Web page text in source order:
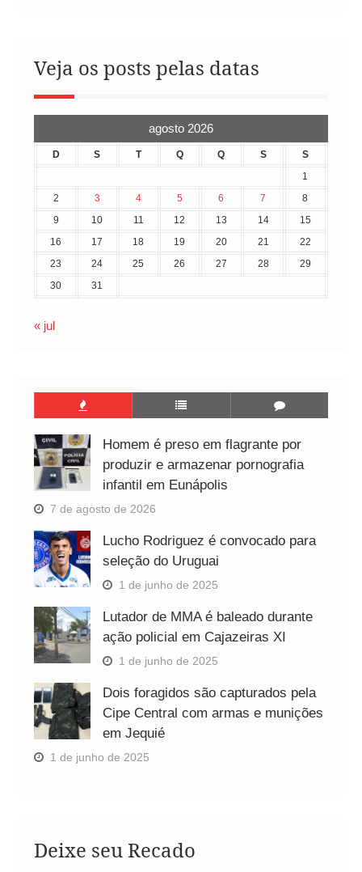
Veja os posts pelas datas
agosto 2026
D S T Q Q S
S
1
2
3 4 5 6 7
8
9
10 11 12 13 14
15
16
17 18 19 20 21
22
23
24 25 26 27 28
29
30
31
« jul
Homem é preso em flagrante por
produzir e armazenar pornografia
infantil em Eunápolis
7 de agosto de 2026
Lucho Rodriguez é convocado para
seleção do Uruguai
1 de junho de 2025
Lutador de MMA é baleado durante
ação policial em Cajazeiras XI
1 de junho de 2025
Dois foragidos são capturados pela
Cipe Central com armas e munições
em Jequié
1 de junho de 2025
Deixe seu Recado